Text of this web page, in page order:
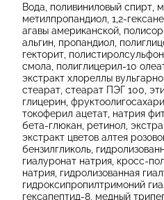
Вода, поливиниловый спирт,
метилпропандиол, 1,2-
агавы американской,
альгин, пропандиол,
гекторит,
смола, полиглицерил-10
экстракт хлореллы
стеарат, стеарат ПЭГ 100,
глицерин,
токоферил ацетат, натрия
бета-глюкан, ретинол,
экстракт цветов алтея
бензилгликоль,
гиалуронат натрия, кросс-
натрия, гидролизованная
гидроксипропилтримоний
гексапептид-8, медный